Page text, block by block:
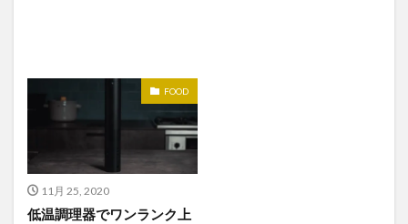
FOOD
11月 25, 2020
低温調理器でワンランク上